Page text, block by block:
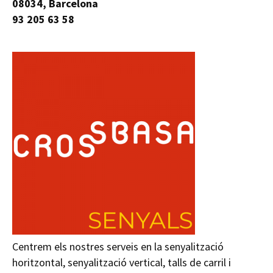
08034, Barcelona
93 205 63 58
Centrem els nostres serveis en la senyalització
horitzontal, senyalització vertical, talls de carril i